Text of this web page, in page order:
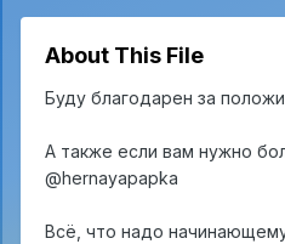
About This File
Буду благодарен за
А также если вам нужно
@hernayapapka
Всё, что надо